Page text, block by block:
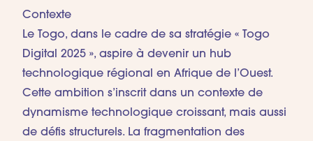
Contexte
Le Togo, dans le cadre de sa stratégie « Togo
Digital 2025 », aspire à devenir un hub
technologique régional en Afrique de l’Ouest.
Cette ambition s’inscrit dans un contexte de
dynamisme technologique croissant, mais aussi
de défis structurels. La fragmentation des